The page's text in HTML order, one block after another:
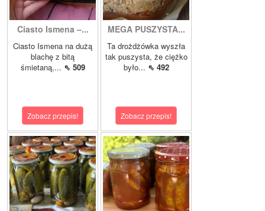
Ciasto Ismena –...
Ciasto Ismena na dużą
blachę z bitą
śmietaną,... ⇖ 509
Zobacz przepis!
MEGA PUSZYSTA...
Ta drożdżówka wyszła
tak puszysta, że ciężko
było... ⇖ 492
Zobacz przepis!